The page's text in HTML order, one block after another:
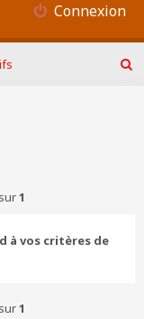
Connexion
sur1
à vos critères de
sur1